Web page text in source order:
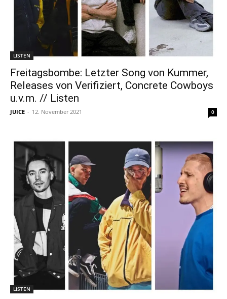
LISTEN
Freitagsbombe: Letzter Song von Kummer,
Releases von Verifiziert, Concrete Cowboys
u.v.m. // Listen
JUICE - 12. November 2021 0
LISTEN